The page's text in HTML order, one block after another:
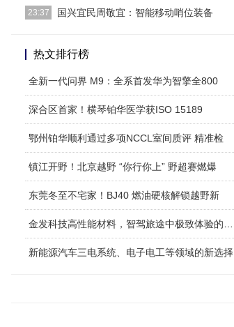
[详细]
23:37 国兴宜民周敬宜：智能移动哨位装备
热文排行榜
全新一代问界 M9：全系首发华为智擎全800
深合区首家！横琴铂华医学获ISO 15189
鄂州铂华顺利通过多项NCCL室间质评 精准检
镇江开野！北京越野 “你行你上” 野超赛燃爆
东莞冬至不宅家！BJ40 燃油硬核解锁越野新
新能源汽车三电系统、电子电工等领域的新选择